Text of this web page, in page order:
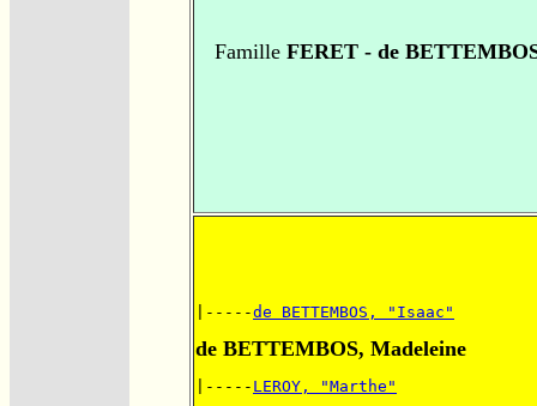
FamilleFERET - de
|-----de BETTEMBOS, "Isaac"
de BETTEMBOS, Madeleine
|----- LEROY, "Marthe"